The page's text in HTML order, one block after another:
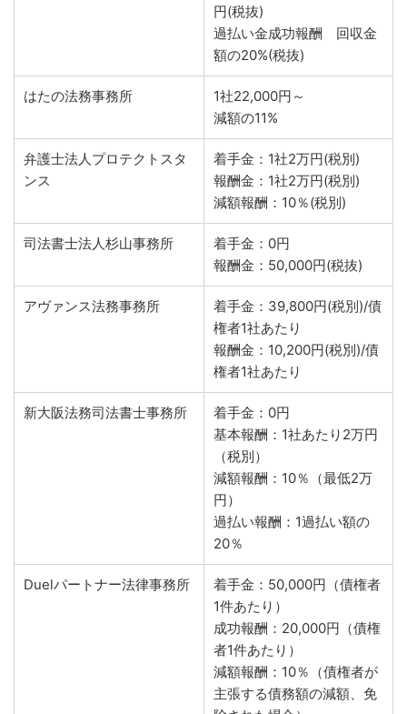
円(税抜)
過払い金成功報酬 回収金
額の20%(税抜)
はたの法務事務所
1社22,000円～
減額の11%
弁護士法人プロテクトスタ
ンス
着手金：1社2万円(税別)
報酬金：1社2万円(税別)
減額報酬：10％(税別)
司法書士法人杉山事務所
着手金：0円
報酬金：50,000円(税抜)
アヴァンス法務事務所
着手金：39,800円(税別)/債
権者1社あたり
報酬金：10,200円(税別)/債
権者1社あたり
新大阪法務司法書士事務所
着手金：0円
基本報酬：1社あたり2万円
（税別）
減額報酬：10％（最低2万
円）
過払い報酬：1過払い額の
20％
Duelパートナー法律事務所
着手金：50,000円（債権者
1件あたり）
成功報酬：20,000円（債権
者1件あたり）
減額報酬：10％（債権者が
主張する債務額の減額、免